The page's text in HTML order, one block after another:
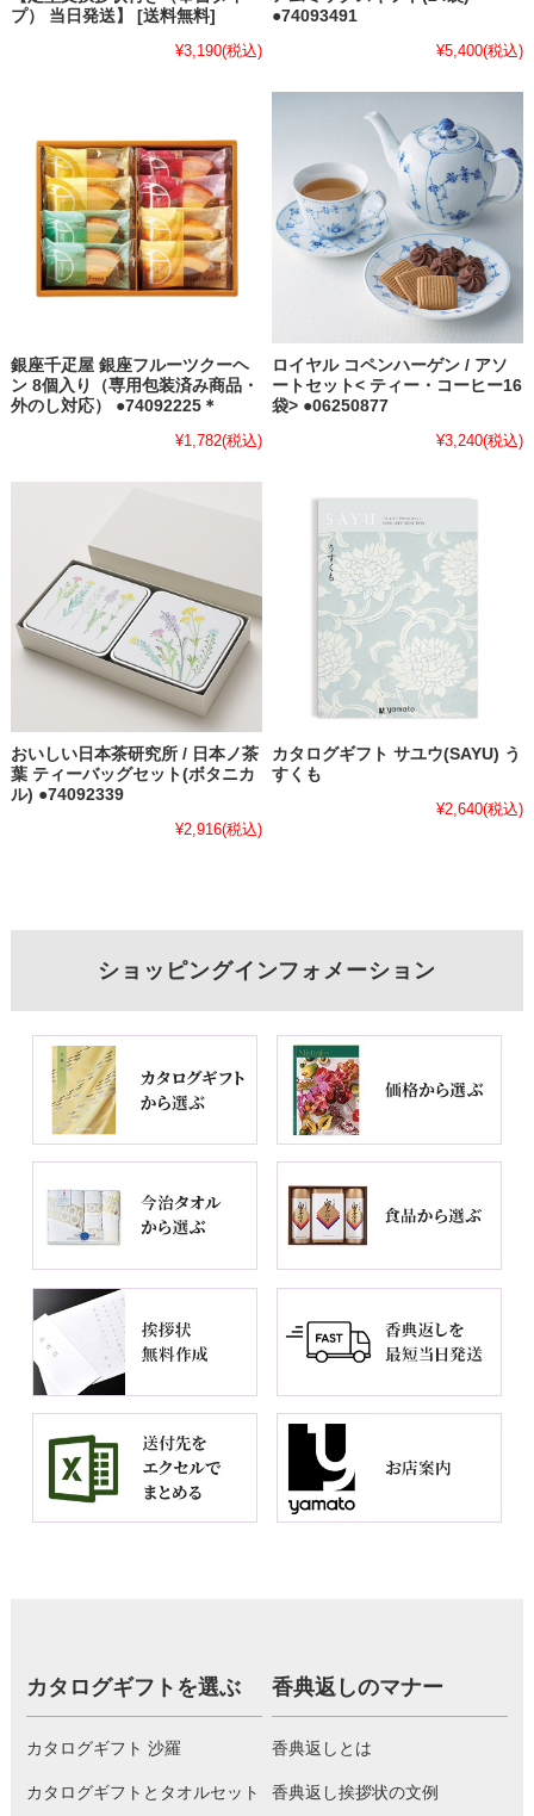
プ） 当日発送】 [送料無料]
¥3,190(税込)
●74093491
¥5,400(税込)
銀座千疋屋 銀座フルーツクーヘ
ン 8個入り（専用包装済み商品・
外のし対応） ●74092225＊
¥1,782(税込)
ロイヤル コペンハーゲン / アソ
ートセット< ティー・コーヒー16
袋> ●06250877
¥3,240(税込)
おいしい日本茶研究所 / 日本ノ茶
葉 ティーバッグセット(ボタニカ
ル) ●74092339
¥2,916(税込)
カタログギフト サユウ(SAYU) う
すくも
¥2,640(税込)
ショッピングインフォメーション
カタログギフトを選ぶ
カタログギフト 沙羅
カタログギフトとタオルセット
香典返しのマナー
香典返しとは
香典返し挨拶状の文例